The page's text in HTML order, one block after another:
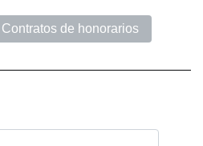
Contratos de honorarios